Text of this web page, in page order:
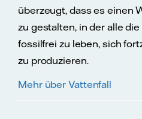
überzeugt, dass es einen
zu gestalten, in der alle
fossilfrei zu leben, sich
zu produzieren.
Mehr über Vattenfall